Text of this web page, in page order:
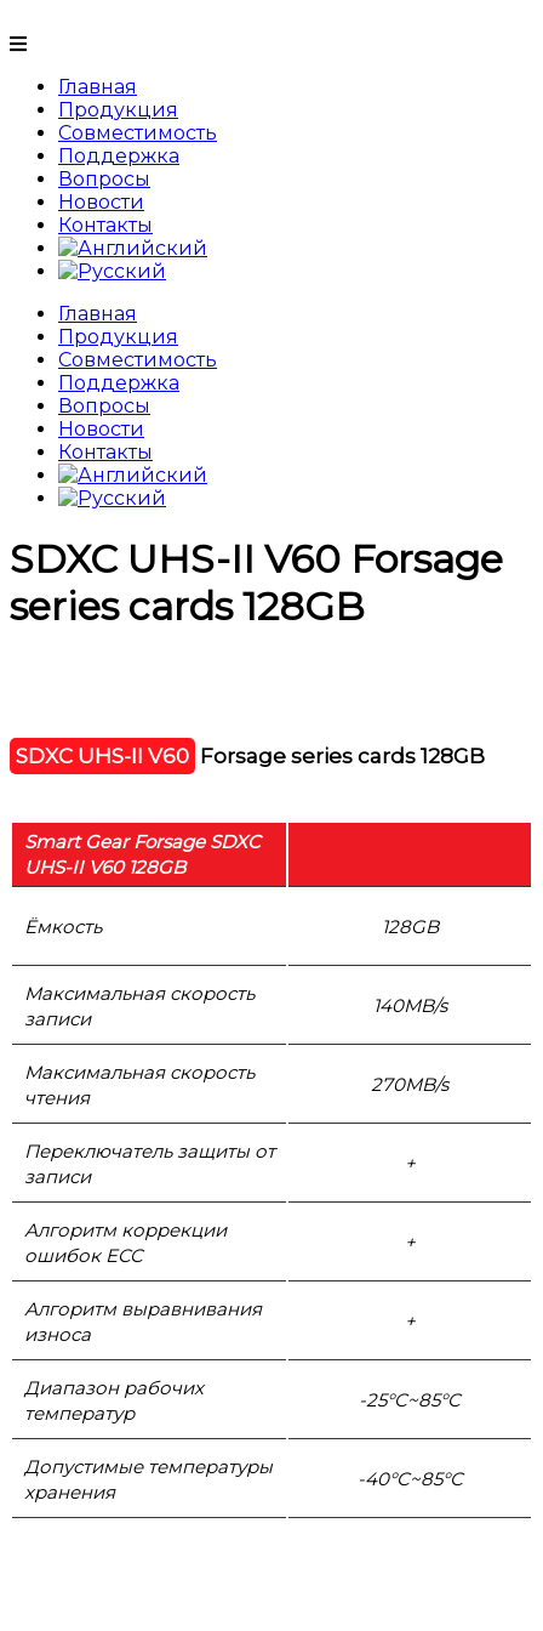
Главная
Продукция
Совместимость
Поддержка
Вопросы
Новости
Контакты
Главная
Продукция
Совместимость
Поддержка
Вопросы
Новости
Контакты
SDXC UHS-II V60 Forsage
series cards 128GB
SDXC UHS-II V60 Forsage series cards 128GB
Smart Gear Forsage SDXC
UHS-II V60 128GB
Ёмкость 128GB
Максимальная скорость
записи
140MB/s
Максимальная скорость
чтения
270MB/s
Переключатель защиты от
записи
+
Алгоритм коррекции
ошибок ECC
+
Алгоритм выравнивания
износа
+
Диапазон рабочих
температур
-25°С~85°С
Допустимые температуры
хранения
-40°С~85°С